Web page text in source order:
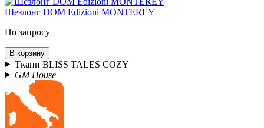
Шезлонг DOM Edizioni MONTEREY
По запросу
В корзину
Ткани BLISS TALES COZY
GM House